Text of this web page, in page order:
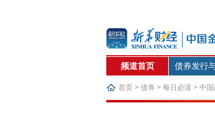
频道首页 债券发行
首页 > 债券 > 每日必读 > 中